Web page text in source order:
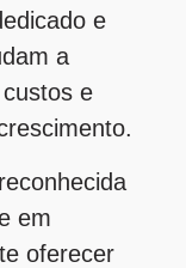
e
a
e
em
oferecer